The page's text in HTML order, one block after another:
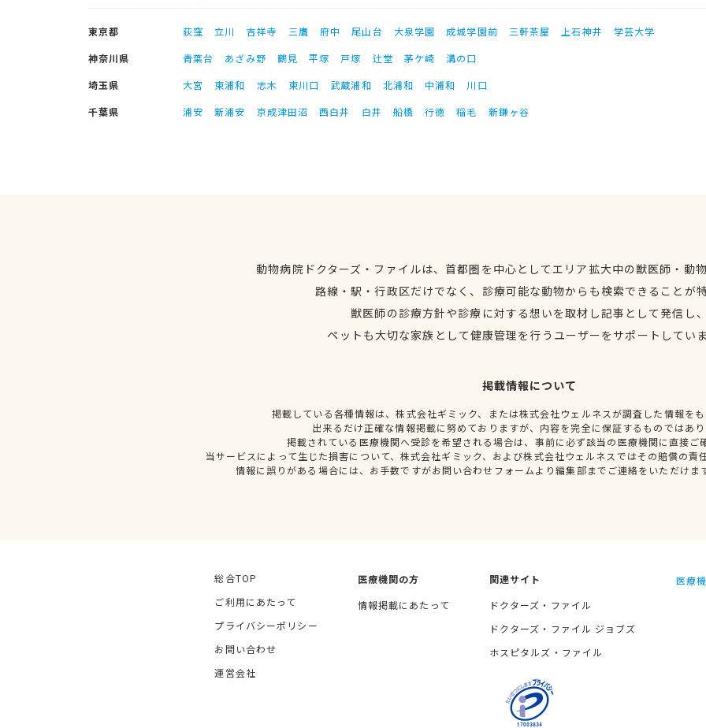
東京都 荻窪 立川 吉祥寺 三鷹 府中 尾山台 大泉学園 成城学園前 三軒茶屋 上石神井
学芸大学
神奈川県
青葉台 あざみ野 鶴見 平塚 戸塚 辻堂 茅ケ崎
溝の口
埼玉県
大宮 東浦和 志木 東川口 武蔵浦和 北浦和 中浦和
川口
千葉県
浦安 新浦安 京成津田沼 西白井 白井 船橋 行徳 稲毛 新鎌ヶ谷
動物病院ドクターズ・ファイルは、首都圏を中心としてエリア拡大中の獣医師・動
路線・駅・行政区だけでなく、診療可能な動物からも検索できることが
獣医師の診療方針や診療に対する想いを取材し記事として発信し
ペットも大切な家族として健康管理を行うユーザーをサポートしてい
掲載情報について
掲載している各種情報は、株式会社ギミック、または株式会社ウェルネスが調査した情報を
出来るだけ正確な情報掲載に努めておりますが、内容を完全に保証するものではあ
掲載されている医療機関へ受診を希望される場合は、事前に必ず該当の医療機関に直接ご
当サービスによって生じた損害について、株式会社ギミック、および株式会社ウェルネスではその賠償の責
情報に誤りがある場合には、お手数ですがお問い合わせフォームより編集部までご連絡をいただけま
総合TOP
ご利用にあたって
プライバシーポリシー
お問い合わせ
運営会社
医療機関の方
情報掲載にあたって
関連サイト
ドクターズ・ファイル
ドクターズ・ファイル ジョブズ
ホスピタルズ・ファイル
医療